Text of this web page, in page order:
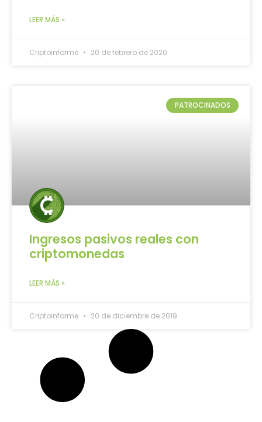
LEER MÁS »
Criptoinforme 20 de febrero de 2020
PATROCINADOS
Ingresos pasivos reales con
criptomonedas
LEER MÁS »
Criptoinforme 20 de diciembre de 2019